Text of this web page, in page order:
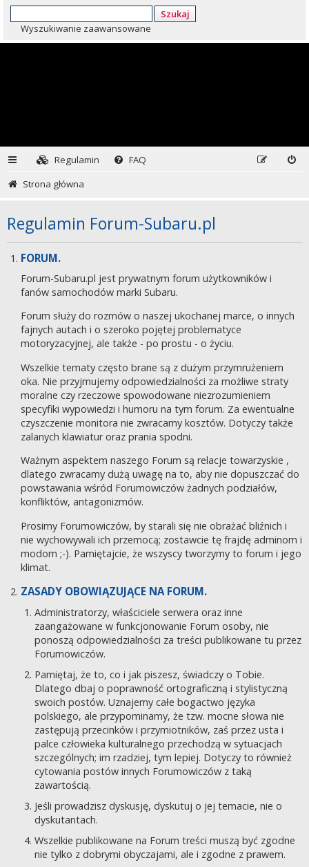
Szukaj
Wyszukiwanie zaawansowane
Regulamin
FAQ
Strona główna
Regulamin Forum-Subaru.pl
FORUM.
Forum-Subaru.pl jest prywatnym forum użytkowników i
fanów samochodów marki Subaru.
Forum służy do rozmów o naszej ukochanej marce, o innych
fajnych autach i o szeroko pojętej problematyce
motoryzacyjnej, ale także - po prostu - o życiu.
Wszelkie tematy często brane są z dużym przymrużeniem
oka. Nie przyjmujemy odpowiedzialności za możliwe straty
moralne czy rzeczowe spowodowane niezrozumieniem
specyfiki wypowiedzi i humoru na tym forum. Za ewentualne
czyszczenie monitora nie zwracamy kosztów. Dotyczy także
zalanych klawiatur oraz prania spodni.
Ważnym aspektem naszego Forum są relacje towarzyskie ,
dlatego zwracamy dużą uwagę na to, aby nie dopuszczać do
powstawania wśród Forumowiczów żadnych podziałów,
konfliktów, antagonizmów.
Prosimy Forumowiczów, by starali się nie obrażać bliźnich i
nie wychowywali ich przemocą; zostawcie tę frajdę adminom i
modom ;-). Pamiętajcie, że wszyscy tworzymy to forum i jego
klimat.
ZASADY OBOWIĄZUJĄCE NA FORUM.
Administratorzy, właściciele serwera oraz inne
zaangażowane w funkcjonowanie Forum osoby, nie
ponoszą odpowiedzialności za treści publikowane tu przez
Forumowiczów.
Pamiętaj, że to, co i jak piszesz, świadczy o Tobie.
Dlatego dbaj o poprawność ortograficzną i stylistyczną
swoich postów. Uznajemy całe bogactwo języka
polskiego, ale przypominamy, że tzw. mocne słowa nie
zastępują przecinków i przymiotników, zaś przez usta i
palce człowieka kulturalnego przechodzą w sytuacjach
szczególnych; im rzadziej, tym lepiej. Dotyczy to również
cytowania postów innych Forumowiczów z taką
zawartością.
Jeśli prowadzisz dyskusję, dyskutuj o jej temacie, nie o
dyskutantach.
Wszelkie publikowane na Forum treści muszą być zgodne
nie tylko z dobrymi obyczajami, ale i zgodne z prawem.